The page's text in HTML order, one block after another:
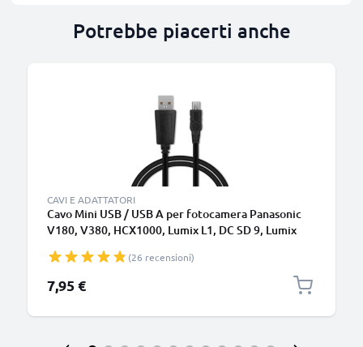
Potrebbe piacerti anche
CAVI E ADATTATORI
Cavo Mini USB / USB A per fotocamera Panasonic
V180, V380, HCX1000, Lumix L1, DC SD 9, Lumix
K1HY04YY0032, nero, PVC, 1m marca CELLONIC
(26 recensioni)
7,95 €